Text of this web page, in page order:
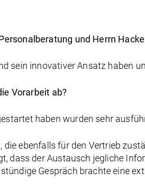
und Herrn
sein innovativer Ansatz haben
Vorarbeit ab?
haben wurden sehr
ebenfalls für den Vertrieb
dass der Austausch jegliche
Gespräch brachte eine